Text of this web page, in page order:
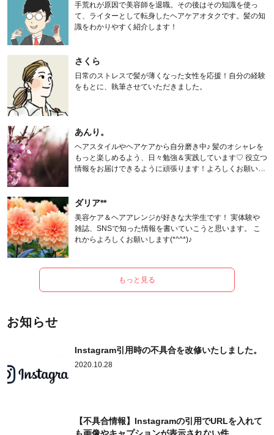
手荒れが原因で美容師を退職。その後はその知識を使っ
て、ライターとして転身したヘアケアオタクです。髪の知
識をわかりやすく紹介します！
さくら
日常のストレスで髪が薄くなった女性を応援！自分の経験
をもとに、執筆させていただきました。
あんり。
ヘアスタイルやヘアケアから自分磨き中♪ 髪のオシャレを
もっと楽しめるよう、日々勉強＆実践しています♡ 役立つ
情報をお届けできるように頑張ります！よろしくお願いし
ダリア**
美容ケア＆ヘアアレンジが好きな大学生です！ 実体験や
雑誌、SNSで知った情報を書いていこうと思います。 こ
れからよろしくお願いします(*^^*)♪
もっと見る
お知らせ
Instagram引用時の不具合を改修いたしました。
2020.10.28
【不具合情報】Instagramの引用でURLを入れて